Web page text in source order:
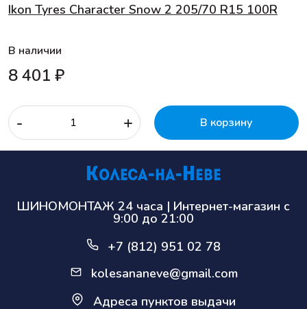
Ikon Tyres Character Snow 2 205/70 R15 100R
В наличии
8 401 ₽
- + В корзину
ШИНОМОНТАЖ 24 часа | Интернет-магазин с
9:00 до 21:00
+7 (812) 951 02 78
kolesananeve@gmail.com
Адреса пунктов выдачи